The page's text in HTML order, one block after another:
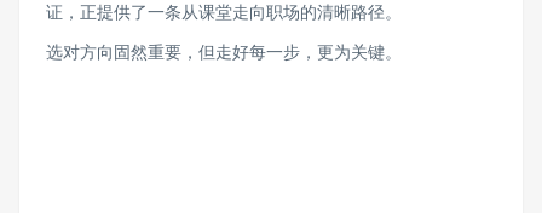
证，正提供了一条从课堂走向职场的清晰路径。
选对方向固然重要，但走好每一步，更为关键。